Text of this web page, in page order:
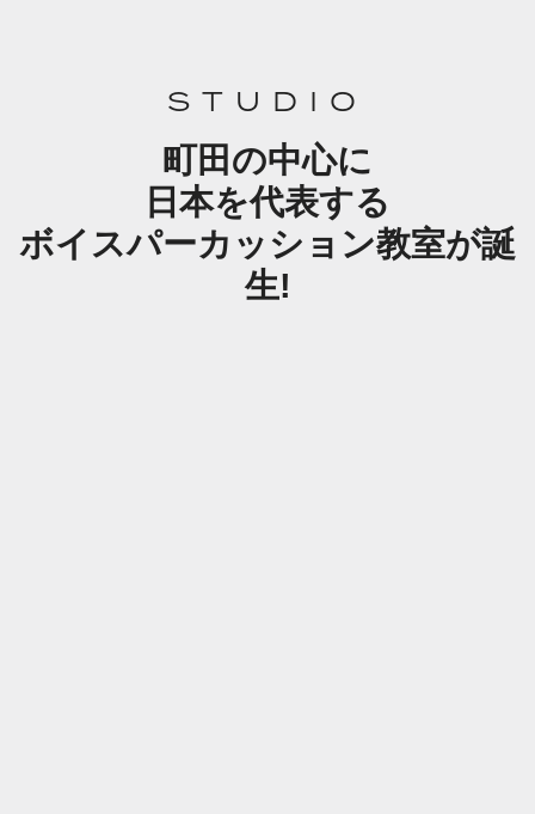
STUDIO
町田の中心に
日本を代表する
ボイスパーカッション教室が誕
生!